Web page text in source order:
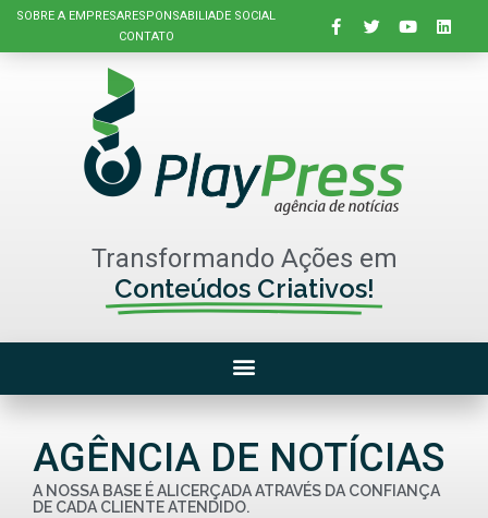
SOBRE A EMPRESARESPONSABILIADE SOCIAL
CONTATO
Transformando Ações em
Conteúdos Criativos!
AGÊNCIA DE NOTÍCIAS
A NOSSA BASE É ALICERÇADA ATRAVÉS DA CONFIANÇA
DE CADA CLIENTE ATENDIDO.